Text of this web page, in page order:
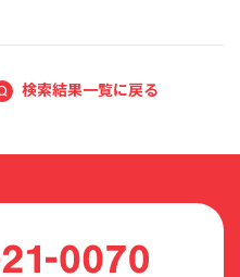
検索結果一覧に戻る